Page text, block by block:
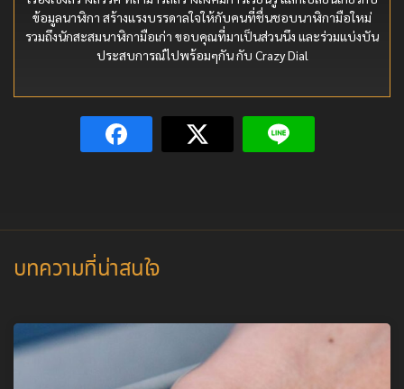
ข้อมูลนาฬิกา สร้างแรงบรรดาลใจให้กับคนที่ชื่นชอบนาฬิกามือใหม่
รวมถึงนักสะสมนาฬิกามือเก่า ขอบคุณที่มาเป็นส่วนนึง และร่วมแบ่งบัน
ประสบการณ์ไปพร้อมๆกัน กับ Crazy Dial
บทความที่น่าสนใจ